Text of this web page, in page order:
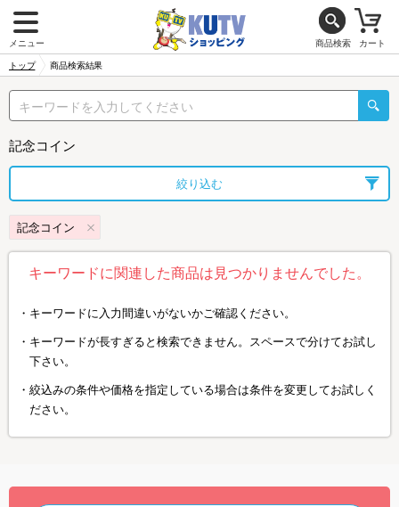
メニュー 商品検索 カート
トップ 商品検索結果
記念コイン
絞り込む
記念コイン
キーワードに関連した商品は見つかりませんでした。
キーワードに入力間違いがないかご確認ください。
キーワードが長すぎると検索できません。スペースで分けてお試し
下さい。
絞込みの条件や価格を指定している場合は条件を変更してお試しく
ださい。